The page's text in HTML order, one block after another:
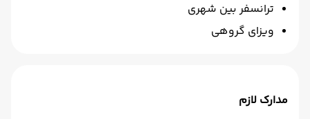
ترانسفر بین شهری
ویزای گروهی
مدارک لازم